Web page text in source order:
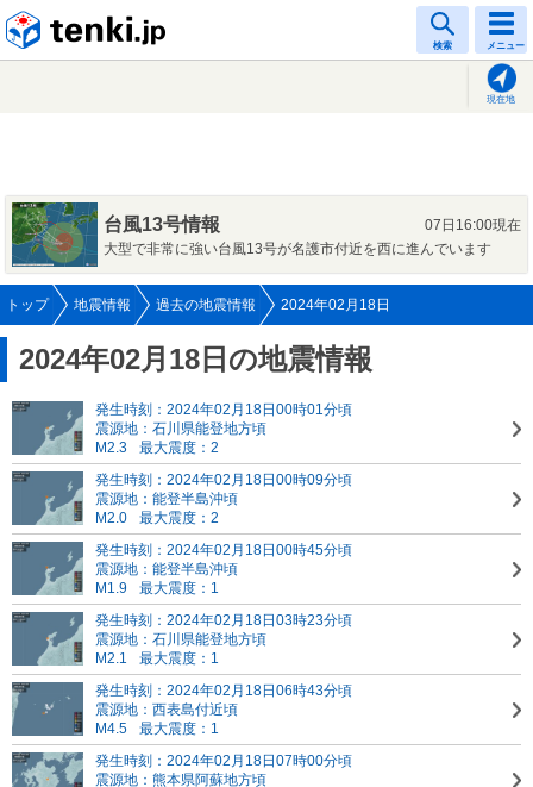
検索 メニュー
現在地
台風13号情報
07日16:00現在
大型で非常に強い台風13号が名護市付近を西に進んでいます
トップ 地震情報 過去の地震情報 2024年02月18日
2024年02月18日の地震情報
発生時刻：2024年02月18日00時01分頃
震源地：石川県能登地方頃
M2.3
最大震度：2
発生時刻：2024年02月18日00時09分頃
震源地：能登半島沖頃
M2.0
最大震度：2
発生時刻：2024年02月18日00時45分頃
震源地：能登半島沖頃
M1.9
最大震度：1
発生時刻：2024年02月18日03時23分頃
震源地：石川県能登地方頃
M2.1
最大震度：1
発生時刻：2024年02月18日06時43分頃
震源地：西表島付近頃
M4.5
最大震度：1
発生時刻：2024年02月18日07時00分頃
震源地：熊本県阿蘇地方頃